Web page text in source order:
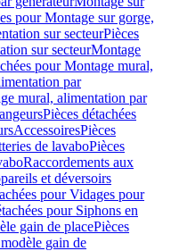
pour Montage sur gorge,
sur secteurPièces
sur secteurMontage
pour Montage mural,
par
mural, alimentation par
Pièces détachées
AccessoiresPièces
de lavaboPièces
Raccordements aux
et déversoirs
pour Vidages pour
pour Siphons en
gain de placePièces
gain de